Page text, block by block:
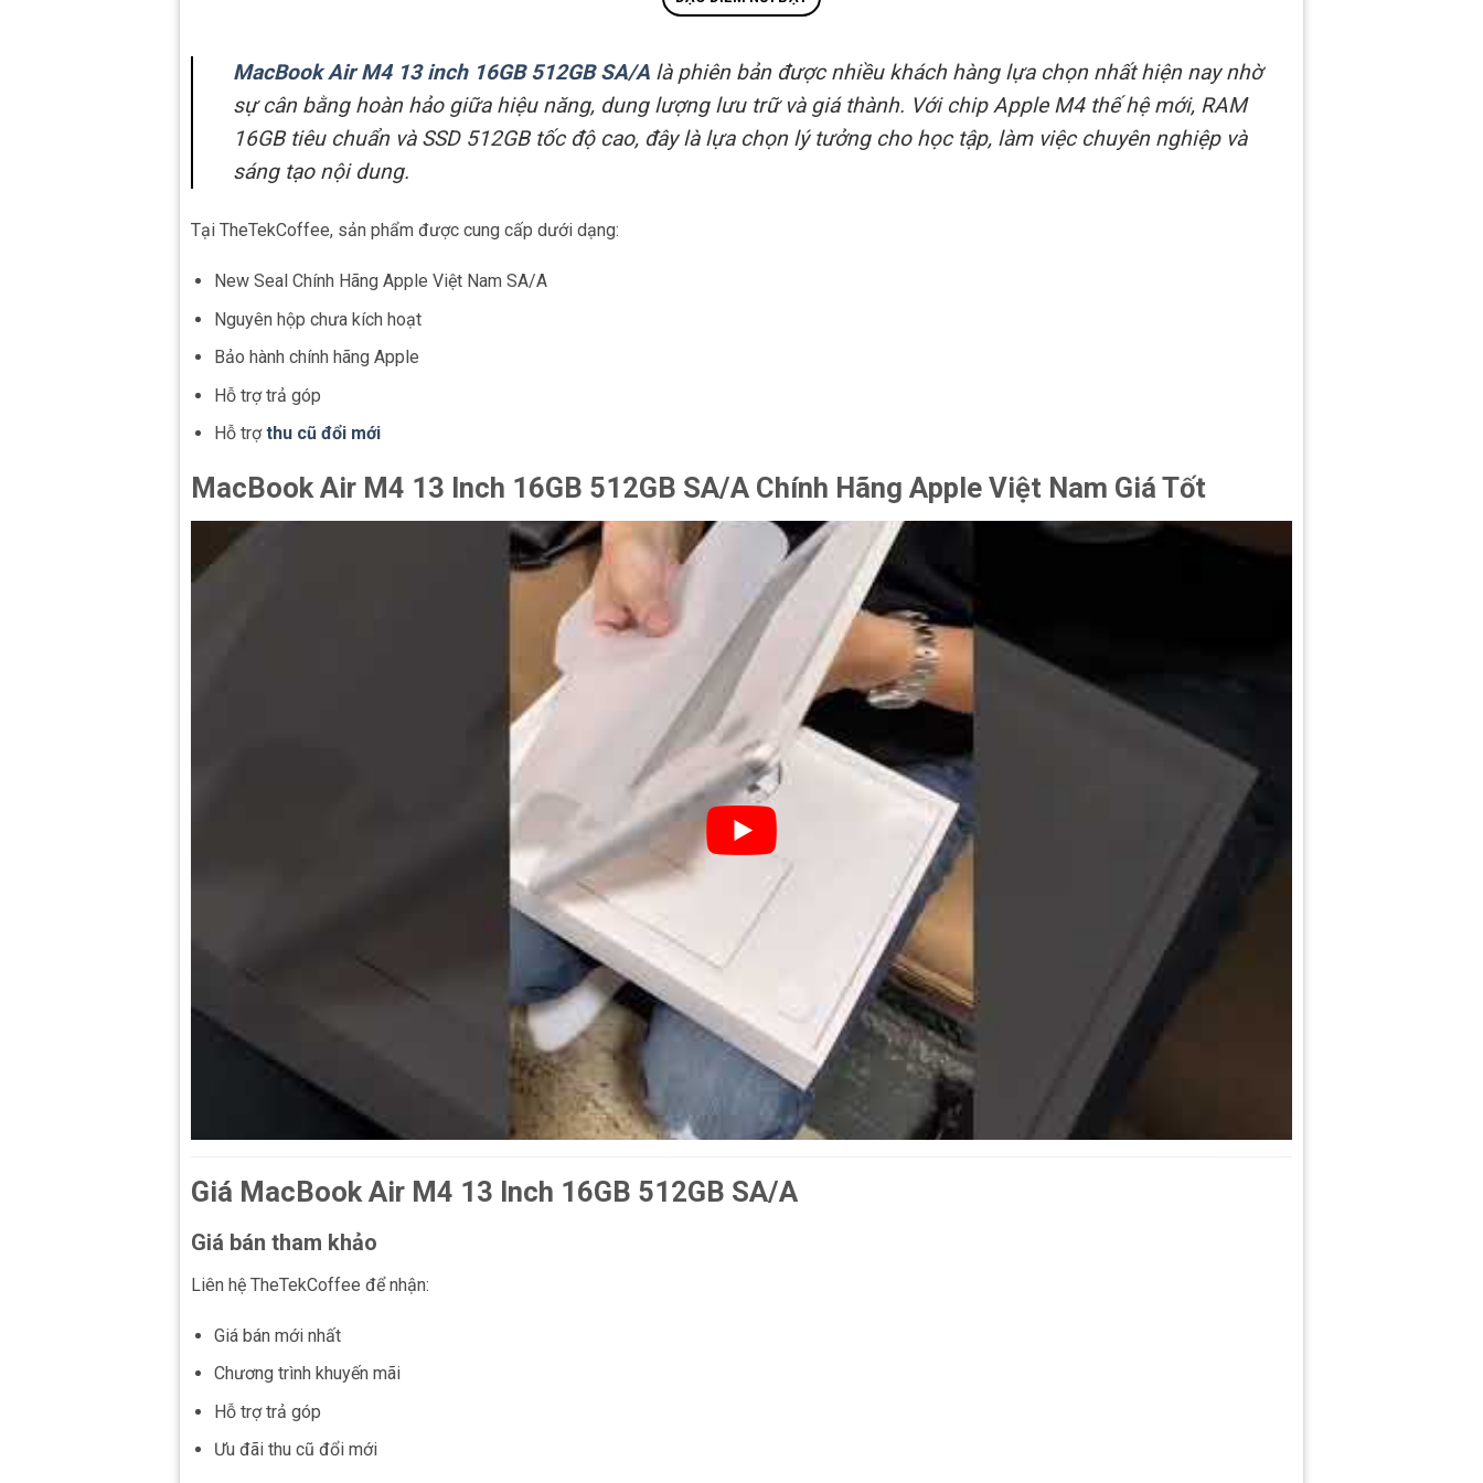
MacBook Air M4 13 inch 16GB 512GB SA/A là phiên bản được nhiều khách hàng lựa chọn nhất hiện nay nhờ
sự cân bằng hoàn hảo giữa hiệu năng, dung lượng lưu trữ và giá thành. Với chip Apple M4 thế hệ mới, RAM
16GB tiêu chuẩn và SSD 512GB tốc độ cao, đây là lựa chọn lý tưởng cho học tập, làm việc chuyên nghiệp và
sáng tạo nội dung.
Tại TheTekCoffee, sản phẩm được cung cấp dưới dạng:
New Seal Chính Hãng Apple Việt Nam SA/A
Nguyên hộp chưa kích hoạt
Bảo hành chính hãng Apple
Hỗ trợ trả góp
Hỗ trợthu cũ đổi mới
MacBook Air M4 13 Inch 16GB 512GB SA/A Chính Hãng Apple Việt Nam Giá Tốt
Giá MacBook Air M4 13 Inch 16GB 512GB SA/A
Giá bán tham khảo
Liên hệ TheTekCoffee để nhận:
Giá bán mới nhất
Chương trình khuyến mãi
Hỗ trợ trả góp
Ưu đãi thu cũ đổi mới